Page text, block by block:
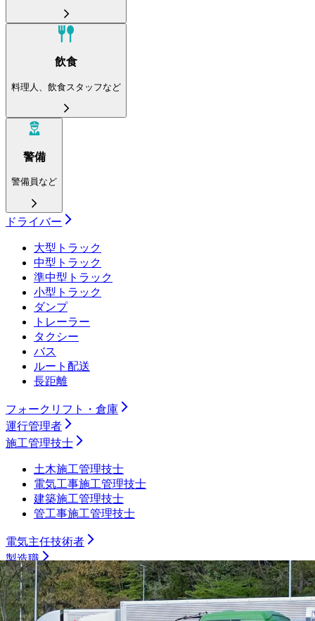
飲食
料理人、飲食スタッフなど
警備
警備員など
ドライバー
大型トラック
中型トラック
準中型トラック
小型トラック
ダンプ
トレーラー
タクシー
バス
ルート配送
長距離
フォークリフト・倉庫
運行管理者
施工管理技士
土木施工管理技士
電気工事施工管理技士
建築施工管理技士
管工事施工管理技士
電気主任技術者
製造職
機械加工（旋盤）
機械加工（マシニング）
機械加工（プレス・板金）